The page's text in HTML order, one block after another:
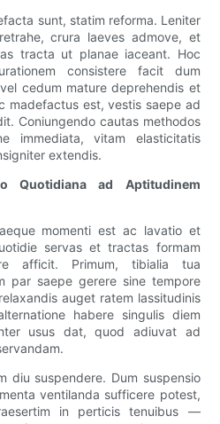
sunt, statim reforma. Leniter
crura laeves admove, et
tracta ut planae iaceant. Hoc
consistere facit dum
cedum mature deprehendis et
madefactus est, vestis saepe ad
Coniungendo cautas methodos
immediata, vitam elasticitatis
extendis.
Quotidiana ad Aptitudinem
momenti est ac lavatio et
servas et tractas formam
afficit. Primum, tibialia tua
par saepe gerere sine tempore
auget ratem lassitudinis
habere singulis diem
usus dat, quod adiuvat ad
diu suspendere. Dum suspensio
ventilanda sufficere potest,
in perticis tenuibus —